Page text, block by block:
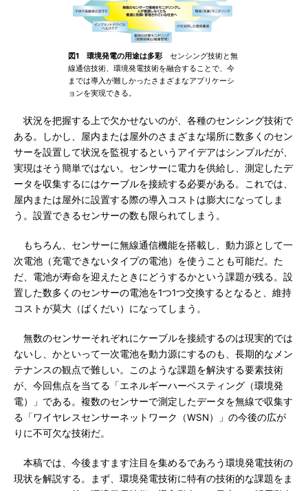
図1 環境発電の用途は多彩 センシング技術と無
線通信技術、環境発電技術を融合することで、今
までは導入が難しかったさまざまなアプリケーシ
ョンを実現できる。
状況を把握する上で欠かせないのが、各種のセンシング技術で
ある。しかし、屋内または屋外のさまざまな場所に数多くのセン
サーを設置して状況を監視するというアイデアはシンプルだが、
実現はそう簡単ではない。センサーに電力を供給し、測定したデ
ータを収集するにはケーブルを接続する必要がある。これでは、
屋内または屋外に設置する際の導入コストは膨大になってしま
う。設置できるセンサーの数も限られてしまう。
もちろん、センサーに無線通信機能を搭載し、動力源として一
次電池（充電できないタイプの電池）を使うことも可能だ。た
だ、電池が寿命を迎えたときにどうするかという課題が残る。設
置した数多くのセンサーの電池を1つ1つ交換するとなると、維持
コストが莫大（ばくだい）になってしまう。
無数のセンサーそれぞれにケーブルを接続するのは現実的では
ないし、かといって一次電池を動力源にするのも、長期的なメン
テナンスの観点で難しい。このような課題を解決する要素技術
が、今回焦点を当てる「エネルギーハーベスティング（環境発
電）」である。複数のセンサーで測定したデータを無線で収集す
る「ワイヤレスセンサーネットワーク（WSN）」の今後の広が
りに不可欠な技術だ。
本稿では、今後ますます注目を集めるであろう環境発電技術の
現状を解説する。まず、環境発電技術に特有の技術的な課題をま